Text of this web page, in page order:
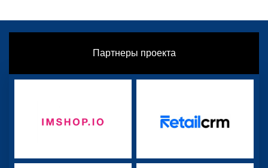
Партнеры проекта